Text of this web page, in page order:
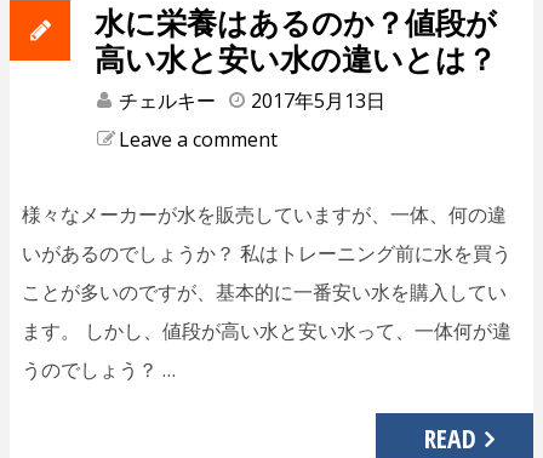
水に栄養はあるのか？値段が
高い水と安い水の違いとは？
チェルキー
2017年5月13日
Leave a comment
様々なメーカーが水を販売していますが、一体、何の違
いがあるのでしょうか？ 私はトレーニング前に水を買う
ことが多いのですが、基本的に一番安い水を購入してい
ます。 しかし、値段が高い水と安い水って、一体何が違
うのでしょう？ …
READ